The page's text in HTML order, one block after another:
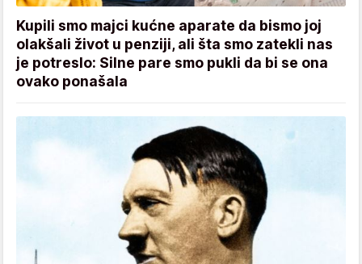
Kupili smo majci kućne aparate da bismo joj
olakšali život u penziji, ali šta smo zatekli nas
je potreslo: Silne pare smo pukli da bi se ona
ovako ponašala